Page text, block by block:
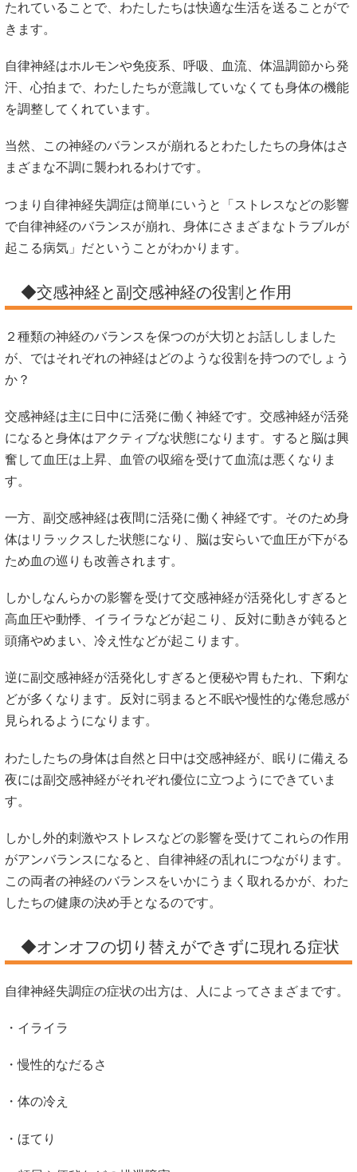
たれていることで、わたしたちは快適な生活を送ることがで
きます。
自律神経はホルモンや免疫系、呼吸、血流、体温調節から発
汗、心拍まで、わたしたちが意識していなくても身体の機能
を調整してくれています。
当然、この神経のバランスが崩れるとわたしたちの身体はさ
まざまな不調に襲われるわけです。
つまり自律神経失調症は簡単にいうと「ストレスなどの影響
で自律神経のバランスが崩れ、身体にさまざまなトラブルが
起こる病気」だということがわかります。
◆交感神経と副交感神経の役割と作用
２種類の神経のバランスを保つのが大切とお話ししました
が、ではそれぞれの神経はどのような役割を持つのでしょう
か？
交感神経は主に日中に活発に働く神経です。交感神経が活発
になると身体はアクティブな状態になります。すると脳は興
奮して血圧は上昇、血管の収縮を受けて血流は悪くなりま
す。
一方、副交感神経は夜間に活発に働く神経です。そのため身
体はリラックスした状態になり、脳は安らいで血圧が下がる
ため血の巡りも改善されます。
しかしなんらかの影響を受けて交感神経が活発化しすぎると
高血圧や動悸、イライラなどが起こり、反対に動きが鈍ると
頭痛やめまい、冷え性などが起こります。
逆に副交感神経が活発化しすぎると便秘や胃もたれ、下痢な
どが多くなります。反対に弱まると不眠や慢性的な倦怠感が
見られるようになります。
わたしたちの身体は自然と日中は交感神経が、眠りに備える
夜には副交感神経がそれぞれ優位に立つようにできていま
す。
しかし外的刺激やストレスなどの影響を受けてこれらの作用
がアンバランスになると、自律神経の乱れにつながります。
この両者の神経のバランスをいかにうまく取れるかが、わた
したちの健康の決め手となるのです。
◆オンオフの切り替えができずに現れる症状
自律神経失調症の症状の出方は、人によってさまざまです。
・イライラ
・慢性的なだるさ
・体の冷え
・ほてり